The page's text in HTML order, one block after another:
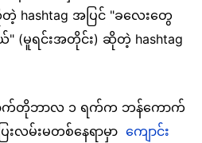
တဲ့ hashtag အပြင် "ခလေးတွေ
(မူရင်းအတိုင်း) ဆိုတဲ့ hashtag
ာက်တိုဘာလ ၁ ရက်က ဘန်ကောက်
းလမ်းမတစ်နေရာမှာ ကျောင်း